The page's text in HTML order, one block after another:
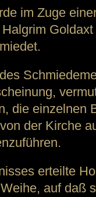
im Zuge
die einzelnen
der Kirche
erteilte
auf daß